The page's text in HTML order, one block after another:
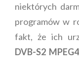
niektórych
programów w
fakt, że ich
DVB-S2 MPEG4